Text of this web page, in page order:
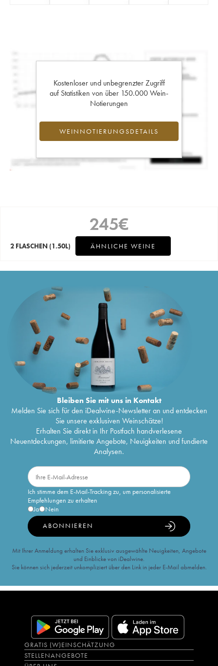
Kostenloser und unbegrenzter Zugriff
auf Statistiken von über 150.000 Wein-
Notierungen
WEINNOTIERUNGSDETAILS
245€
2 FLASCHEN (1.50L) ÄHNLICHE WEINE
Bleiben Sie mit uns in Kontakt
Melden Sie sich für den iDealwine-Newsletter an und entdecken
Sie unsere exklusiven Weinschätze!
Erhalten Sie direkt in Ihr Postfach handverlesene
Neuentdeckungen, limitierte Angebote, Neuigkeiten und fundierte
Analysen.
Ich stimme dem E-Mail-Tracking zu, um personalisierte
Empfehlungen zu erhalten
Ja
Nein
ABONNIEREN
Mit Ihrer Anmeldung erhalten Sie exklusiv ausgewählte Neuigkeiten, Angebote
und Einblicke von iDealwine.
Sie können sich jederzeit unkompliziert über den Link in jeder E-Mail abmelden.
GRATIS (W)EINSCHÄTZUNG
STELLENANGEBOTE